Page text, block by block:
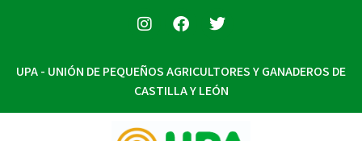
UPA - UNIÓN DE PEQUEÑOS AGRICULTORES Y GANADEROS DE
CASTILLA Y LEÓN